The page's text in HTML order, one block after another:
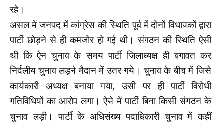
रहे।
असल में जनपद में कांग्रेस की स्थिति पूर्व में दोनों विधायकों द्वारा
पार्टी छोड़ने से ही कमजोर हो गई थी। संगठन की स्थिति ऐसी
थी कि ऐन चुनाव के समय पार्टी जिलाध्यक्ष ही बगावत कर
निर्दलीय चुनाव लड़ने मैदान में उतर गये। चुनाव के बीच में जिसे
कार्यकारी अध्यक्ष बनाया गया, उसी पर ही पार्टी विरोधी
गतिविधियों का आरोप लगा। ऐसे में पार्टी बिना किसी संगठन के
चुनाव लड़ी। पार्टी के अधिसंख्य पदाधिकारी चुनाव में कहीं